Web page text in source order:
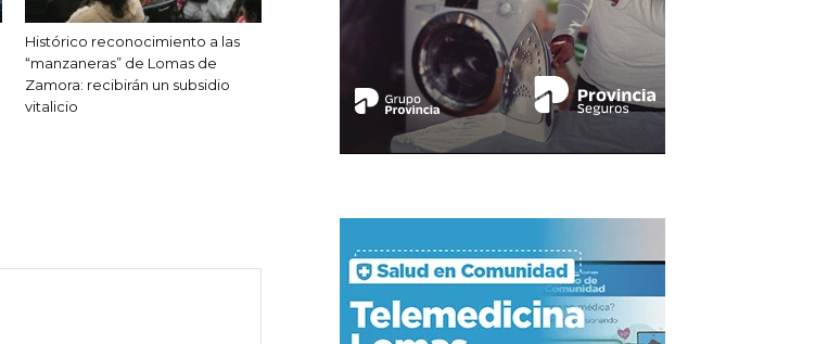
Histórico reconocimiento a las
“manzaneras” de Lomas de
Zamora: recibirán un subsidio
vitalicio